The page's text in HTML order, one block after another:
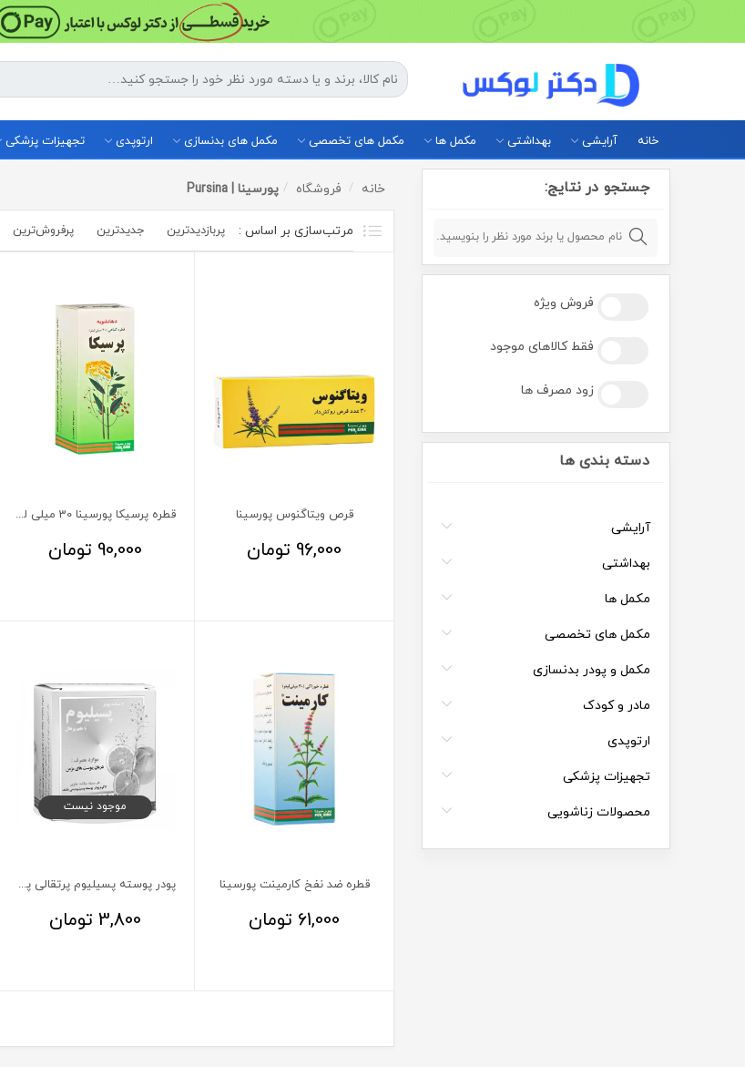
خانه آرایشی بهداشتی مکمل ها مکمل های تخصصی مکمل های بدنسازی ارتوپدی تجهیزات پزشکی
جستجو در نتایج:
فروش ویژه
فقط کالاهای موجود
زود مصرف ها
دسته بندی ها
آرایشی
بهداشتی
مکمل ها
مکمل های تخصصی
مکمل و پودر بدنسازی
مادر و کودک
ارتوپدی
تجهیزات پزشکی
محصولات زناشویی
خانه فروشگاه پورسینا | Pursina
پربازدیدترین جدیدترین پرفروش‌ترین‌
قرص ویتاگنوس پورسینا
96,000 تومان
قطره پرسیکا پورسینا 30 میلی لیتر
90,000 تومان
قطره ضد نفخ کارمینت پورسینا
61,000 تومان
موجود نیست
پودر پوسته پسیلیوم پرتقالی پورسینا 6 گرم 7 عددی
3,800 تومان